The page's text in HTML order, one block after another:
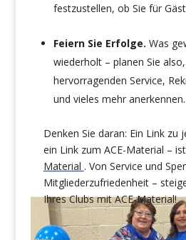
festzustellen, ob Sie für
Feiern Sie Erfolge. Was
wiederholt – planen Sie
hervorragenden Service,
und vieles mehr anerkennen.
Denken Sie daran: Ein Link zu
ein Link zum ACE-Material –
Material . Von Service und
Mitgliederzufriedenheit –
Ihres Clubs mit ACE-Material!